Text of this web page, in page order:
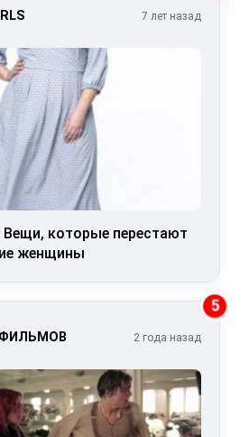
7 лет назад
Вещи, которые перестают
женщины
5
2 года назад